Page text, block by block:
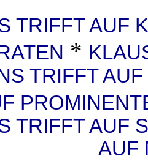
TRIFFT AUF
*
TRIFFT
TRIFFT AUF
AUF